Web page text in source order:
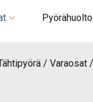
Varaosat